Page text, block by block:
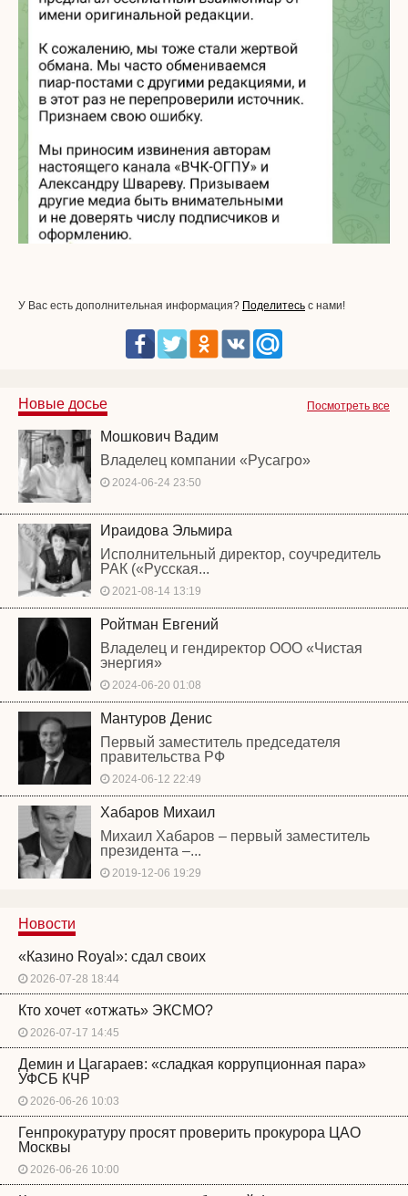
У Вас есть дополнительная информация? Поделитесь с нами!
Посмотреть все
Новые досье
Мошкович Вадим
Владелец компании «Русагро»
2024-06-24 23:50
Ираидова Эльмира
Исполнительный директор, соучредитель
РАК («Русская...
2021-08-14 13:19
Ройтман Евгений
Владелец и гендиректор ООО «Чистая
энергия»
2024-06-20 01:08
Мантуров Денис
Первый заместитель председателя
правительства РФ
2024-06-12 22:49
Хабаров Михаил
Михаил Хабаров – первый заместитель
президента –...
2019-12-06 19:29
Новости
«Казино Royal»: сдал своих
2026-07-28 18:44
Кто хочет «отжать» ЭКСМО?
2026-07-17 14:45
Демин и Цагараев: «сладкая коррупционная пара»
УФСБ КЧР
2026-06-26 10:03
Генпрокуратуру просят проверить прокурора ЦАО
Москвы
2026-06-26 10:00